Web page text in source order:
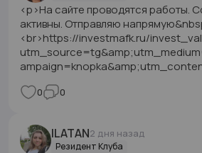
<p>На сайте проводятся работы.
активны. Отправляю
<br>https://investmafk.ru/
0 0
ILATAN2 дня назад
Резидент Клуба